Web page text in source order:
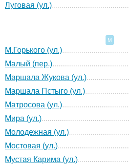
Луговая (ул.)
М
М.Горького (ул.)
Малый (пер.)
Маршала Жукова (ул.)
Маршала Пстыго (ул.)
Матросова (ул.)
Мира (ул.)
Молодежная (ул.)
Мостовая (ул.)
Мустая Карима (ул.)